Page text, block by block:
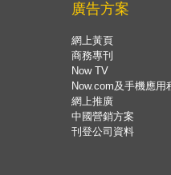
廣告方案
網上黃頁
商務專刊
Now TV
Now.com及手機應用
網上推廣
中國營銷方案
刊登公司資料